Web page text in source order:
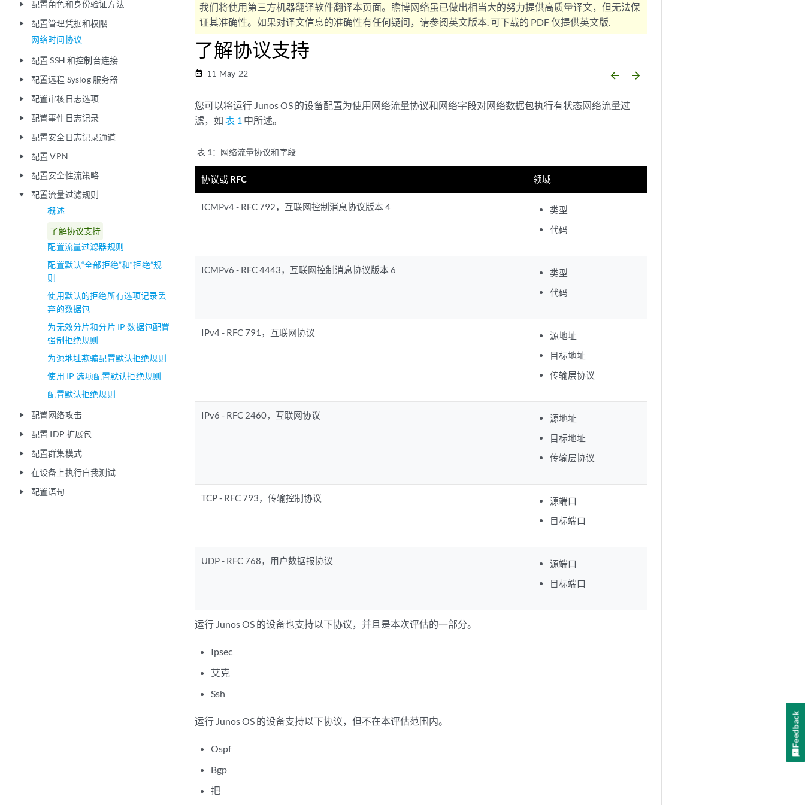
play_arrow 配置角色和身份验证方法
play_arrow
配置管理凭据和权限
网络时间协议
play_arrow 配置 SSH 和控制台连接
play_arrow 配置远程 Syslog 服务器
play_arrow 配置审核日志选项
play_arrow 配置事件日志记录
play_arrow 配置安全日志记录通道
play_arrow 配置 VPN
play_arrow 配置安全性流策略
play_arrow
配置流量过滤规则
概述
了解协议支持
配置流量过滤器规则
配置默认“全部拒绝”和“拒绝”规
则
使用默认的拒绝所有选项记录丢
弃的数据包
为无效分片和分片 IP 数据包配置
强制拒绝规则
为源地址欺骗配置默认拒绝规则
使用 IP 选项配置默认拒绝规则
配置默认拒绝规则
play_arrow 配置网络攻击
play_arrow 配置 IDP 扩展包
play_arrow 配置群集模式
play_arrow 在设备上执行自我测试
play_arrow 配置语句
我们将使用第三方机器翻译软件翻译本页面。瞻博网络虽已做出相当大的努力提供高质量译文，但无法保
证其准确性。如果对译文信息的准确性有任何疑问，请参阅英文版本. 可下载的 PDF 仅提供英文版.
了解协议支持
date_range 11-May-22 arrow_backward arrow_forward
您可以将运行 Junos OS 的设备配置为使用网络流量协议和网络字段对网络数据包执行有状态网络流量过
滤，如 表 1 中所述。
表 1： 网络流量协议和字段
协议或 RFC 领域
ICMPv4 - RFC 792，互联网控制消息协议版本 4
类型
代码
ICMPv6 - RFC 4443，互联网控制消息协议版本 6
类型
代码
IPv4 - RFC 791，互联网协议
源地址
目标地址
传输层协议
IPv6 - RFC 2460，互联网协议
源地址
目标地址
传输层协议
TCP - RFC 793，传输控制协议
源端口
目标端口
UDP - RFC 768，用户数据报协议
源端口
目标端口
运行 Junos OS 的设备也支持以下协议，并且是本次评估的一部分。
Ipsec
艾克
Ssh
运行 Junos OS 的设备支持以下协议，但不在本评估范围内。
Ospf
Bgp
把
Feedback